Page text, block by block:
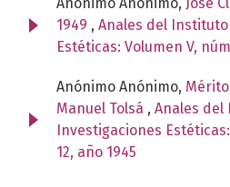
1949 , Anales del
Estéticas: Volumen V,
Anónimo Anónimo,
Manuel Tolsá , Anales
Investigaciones
12, año 1945